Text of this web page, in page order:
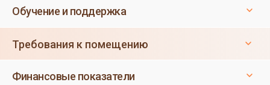
Обучение и поддержка
Требования к помещению
Финансовые показатели